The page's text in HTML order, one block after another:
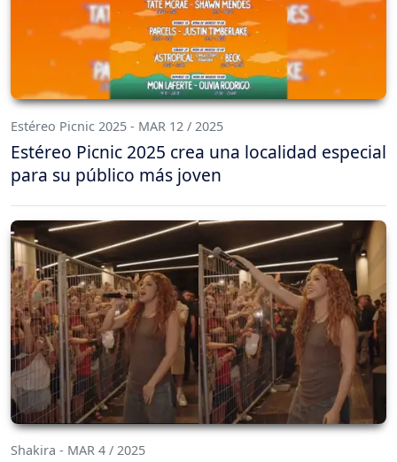
Estéreo Picnic 2025 - MAR 12 / 2025
Estéreo Picnic 2025 crea una localidad especial
para su público más joven
Shakira - MAR 4 / 2025